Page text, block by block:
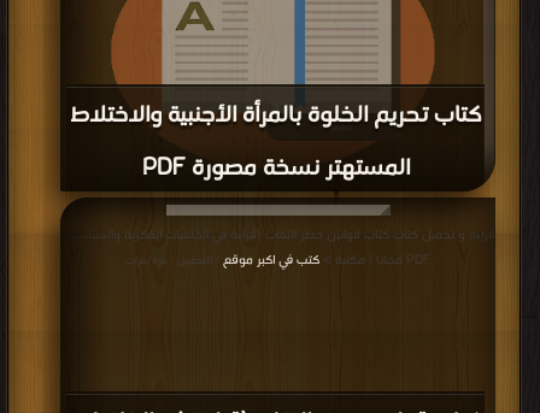
كتاب تحريم الخلوة بالمرأة الأجنبية والاختلاط
المستهتر نسخة مصورة PDF
قراءة و تحميل كتاب كتاب تحريم الخلوة بالمرأة الأجنبية والاختلاط المستهتر نسخة
مصورة PDF مجانا | مكتبة >
كتب في اكبر منتدى| التحميل : مرة/مرات
كتاب قوانين حظر النقاب (قراءة في الخلفيات
قراءة و تحميل كتاب كتاب قوانين حظر النقاب (قراءة في الخلفيات الفكرية والسياسية)
PDF مجانا | مكتبة >
كتب في اكبر موقع